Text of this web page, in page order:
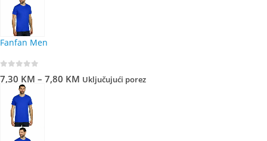
Fanfan Men
7,30 KM – 7,80 KM Uključujući porez